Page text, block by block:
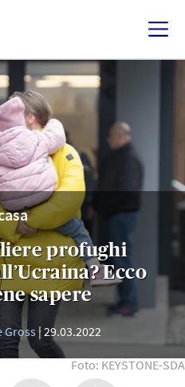
profughi
Ecco
sapere
Gross 29.03.2022
Foto: KEYSTONE-SDA